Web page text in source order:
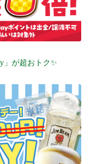
」が超おトク✨